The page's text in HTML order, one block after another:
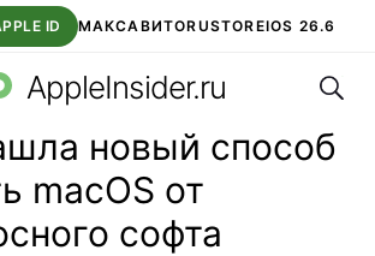
ID МАКСАВИТОRUSTOREIOS 26.6
ВТБ ОНЛАЙН ЧАТ В ROBLOX
AppleInsider.ru
новый способ
macOS от
софта